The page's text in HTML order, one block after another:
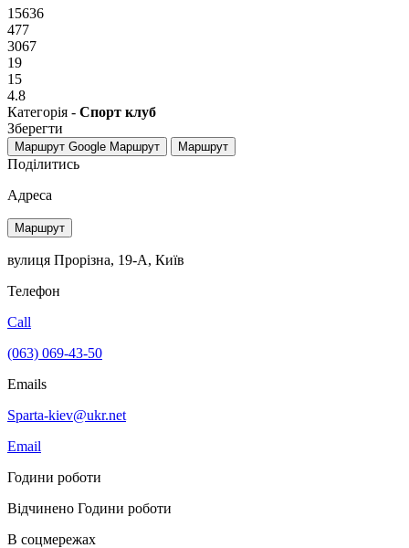
15636
477
3067
19
15
4.8
Категорія - Спорт клуб
Зберегти
Маршрут Google Маршрут Маршрут
Поділитись
Адреса
Маршрут
вулиця Прорізна, 19-А, Київ
Телефон
Call
(063) 069-43-50
Emails
Sparta-kiev@ukr.net
Email
Години роботи
Відчинено Години роботи
В соцмережах